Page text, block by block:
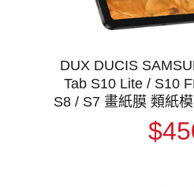
DUX DUCIS
Tab S10 Lite / S10
S8 / S7 畫紙膜 類紙
貼 螢幕貼